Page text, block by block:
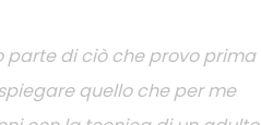
di ciò che provo prima
quello che per me